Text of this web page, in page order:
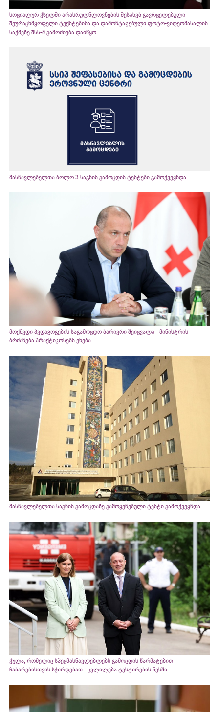
სოციალურ ქსელში არასრულწლოვნების შესახებ გავრცელებული
შეურაცხმყოფელი ტექსტებისა და დამონტაჟებული ფოტო-ვიდეომასალის
საქმეზე შსს-მ გამოძიება დაიწყო
მასწავლებელთა ბოლო 3 საგნის გამოცდის ტესტები გამოქვეყნდა
მოქმედი პედაგოგების საგამოცდო ბარიერი შეიცვალა - მინისტრის
ბრძანება პრაქტიკოსებს ეხება
მასწავლებელთა საგნის გამოცდაზე გამოყენებული ტესტი გამოქვეყნდა
ქულა, რომელიც სპეცმასწავლებლებს გამოცდის წარმატებით
ჩაბარებისთვის სჭირდებათ - ცვლილება ტესტირების წესში